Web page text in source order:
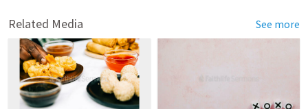
Related Media See more